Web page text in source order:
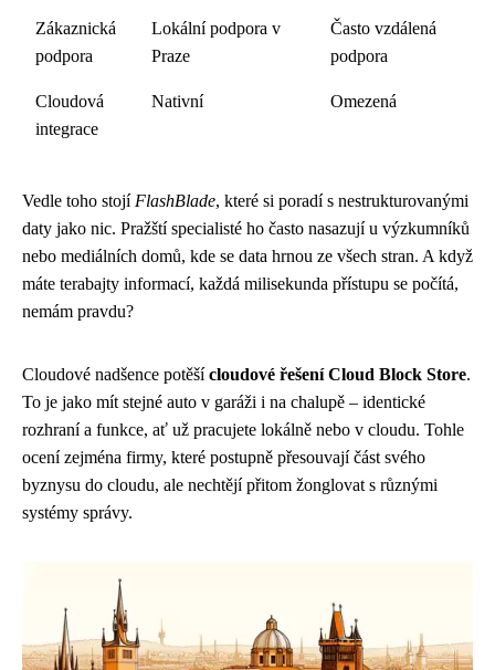
Zákaznická
podpora
Lokální podpora v
Praze
Často vzdálená
podpora
Cloudová
integrace
Nativní Omezená
Vedle toho stojí FlashBlade, které si poradí s nestrukturovanými
daty jako nic. Pražští specialisté ho často nasazují u výzkumníků
nebo mediálních domů, kde se data hrnou ze všech stran. A když
máte terabajty informací, každá milisekunda přístupu se počítá,
nemám pravdu?
Cloudové nadšence potěšícloudové řešení Cloud Block Store.
To je jako mít stejné auto v garáži i na chalupě – identické
rozhraní a funkce, ať už pracujete lokálně nebo v cloudu. Tohle
ocení zejména firmy, které postupně přesouvají část svého
byznysu do cloudu, ale nechtějí přitom žonglovat s různými
systémy správy.